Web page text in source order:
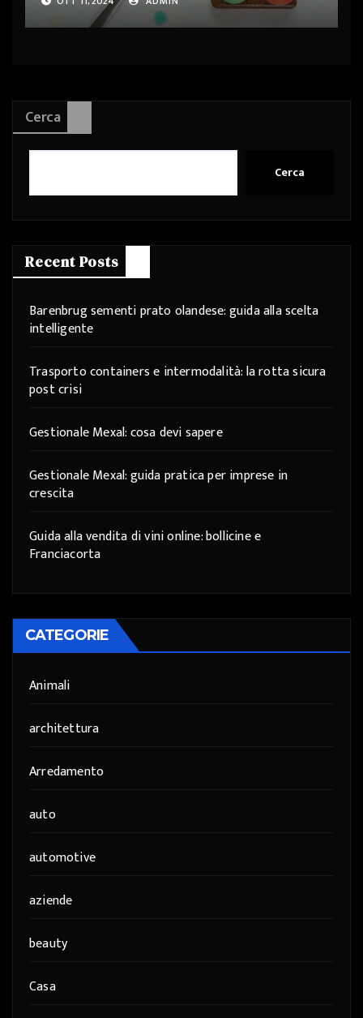
Cerca
Cerca
Recent Posts
Barenbrug sementi prato olandese: guida alla scelta
intelligente
Trasporto containers e intermodalità: la rotta sicura
post crisi
Gestionale Mexal: cosa devi sapere
Gestionale Mexal: guida pratica per imprese in
crescita
Guida alla vendita di vini online: bollicine e
Franciacorta
CATEGORIE
Animali
architettura
Arredamento
auto
automotive
aziende
beauty
Casa